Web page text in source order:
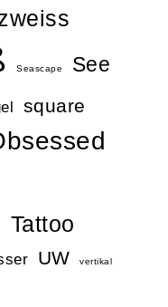
Seascape See
square
Tattoo
UW vertikal